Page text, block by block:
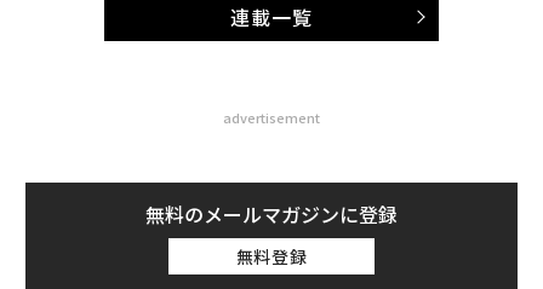
連載一覧
advertisement
無料のメールマガジンに登録
無料登録